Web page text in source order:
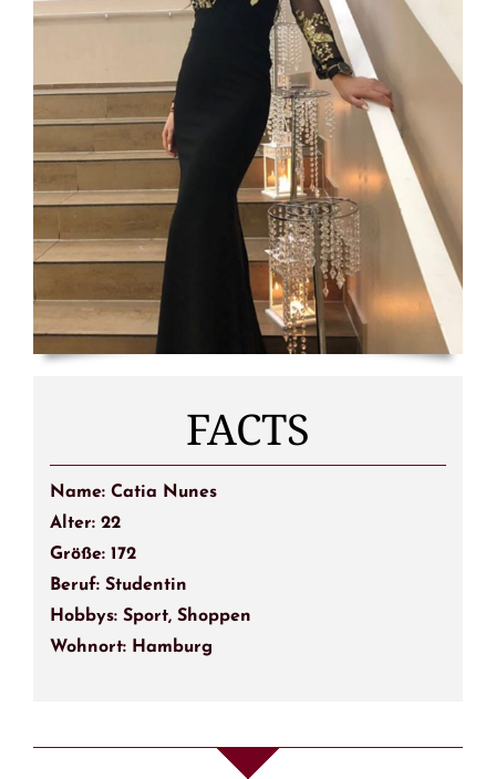
FACTS
Name: Catia Nunes
Alter: 22
Größe: 172
Beruf: Studentin
Hobbys: Sport, Shoppen
Wohnort: Hamburg
Die